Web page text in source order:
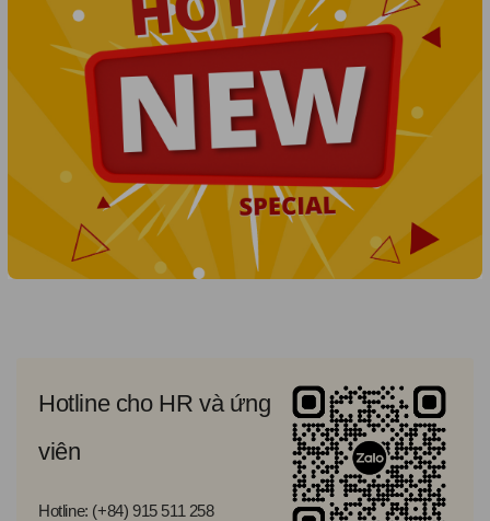
Hotline cho HR và ứng
viên
Hotline: (+84) 915 511 258